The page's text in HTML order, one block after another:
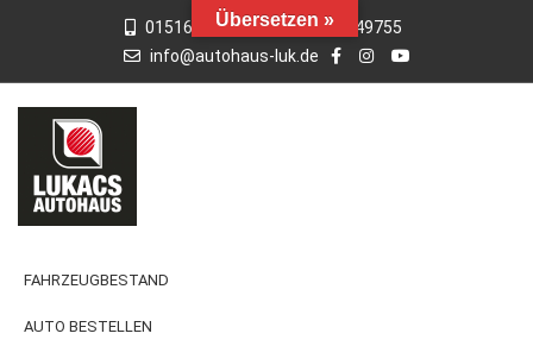
015163769659
01742949755
info@autohaus-luk.de
FAHRZEUGBESTAND
AUTO BESTELLEN
Übersetzen »